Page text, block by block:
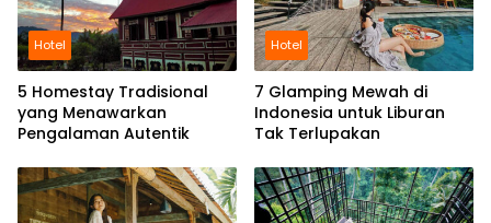
Hotel
5 Homestay Tradisional
yang Menawarkan
Pengalaman Autentik
Hotel
7 Glamping Mewah di
Indonesia untuk Liburan
Tak Terlupakan